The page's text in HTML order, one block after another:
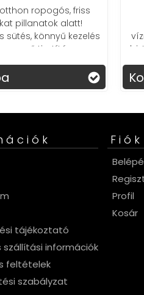
Spórolj egyedi módon a
vízszámládon! Az okos
vízmelegítő csaptelep azonnal
biztosítja a kívánt hőmérsékletű
Kosárba
tájékoztató
szállítási információk
feltételek
szabályzat
Fiók
Profil
Kosár